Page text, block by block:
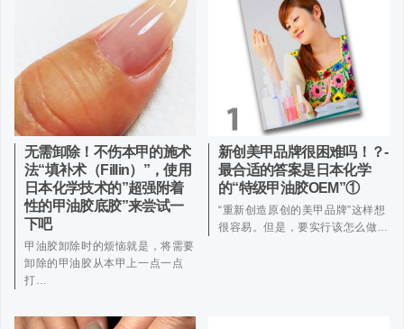
无需卸除！不伤本甲的施术
法“填补术（Fillin）”，使用
日本化学技术的”超强附着
性的甲油胶底胶”来尝试一
下吧
甲油胶卸除时的烦恼就是，将需要
卸除的甲油胶从本甲上一点一点
打…
新创美甲品牌很困难吗！？-
最合适的答案是日本化学
的“特级甲油胶OEM”①
“重新创造原创的美甲品牌”这样想
很容易。但是，要实行该怎么做…